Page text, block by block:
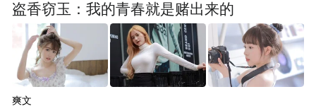
盗香窃玉：我的青春就是赌出来的
爽文